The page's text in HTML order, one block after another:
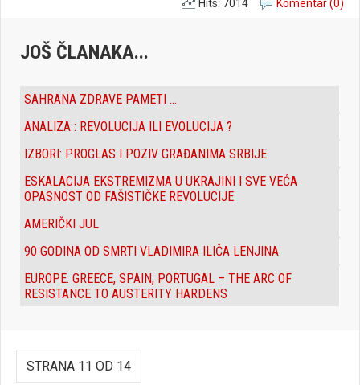
Komentar (0)
Hits: 7014
JOŠ ČLANAKA...
SAHRANA ZDRAVE PAMETI ...
ANALIZA : REVOLUCIJA ILI EVOLUCIJA ?
IZBORI: PROGLAS I POZIV GRAĐANIMA SRBIJE
ESKALACIJA EKSTREMIZMA U UKRAJINI I SVE VEĆA
OPASNOST OD FAŠISTIČKE REVOLUCIJE
AMERIČKI JUL
90 GODINA OD SMRTI VLADIMIRA ILIČA LENJINA
EUROPE: GREECE, SPAIN, PORTUGAL – THE ARC OF
RESISTANCE TO AUSTERITY HARDENS
STRANA 11 OD 14